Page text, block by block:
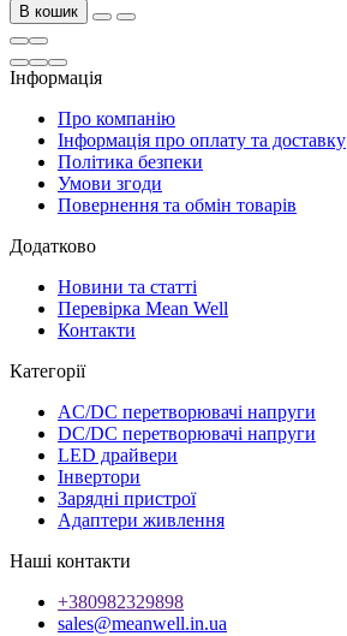
В кошик
Інформація
Про компанію
Інформація про оплату та доставку
Політика безпеки
Умови згоди
Повернення та обмін товарів
Додатково
Новини та статті
Перевірка Mean Well
Контакти
Категорії
AC/DC перетворювачі напруги
DC/DC перетворювачі напруги
LED драйвери
Інвертори
Зарядні пристрої
Адаптери живлення
Наші контакти
+380982329898
sales@meanwell.in.ua